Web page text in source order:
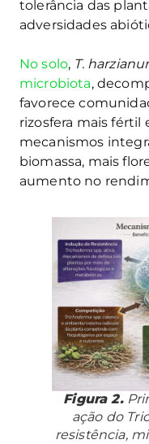
tolerância das
adversidades
No solo, T.
microbiota,
favorece
rizosfera mais fértil
mecanismos
biomassa, mais
aumento no
Figura 2.
ação do
resistência,